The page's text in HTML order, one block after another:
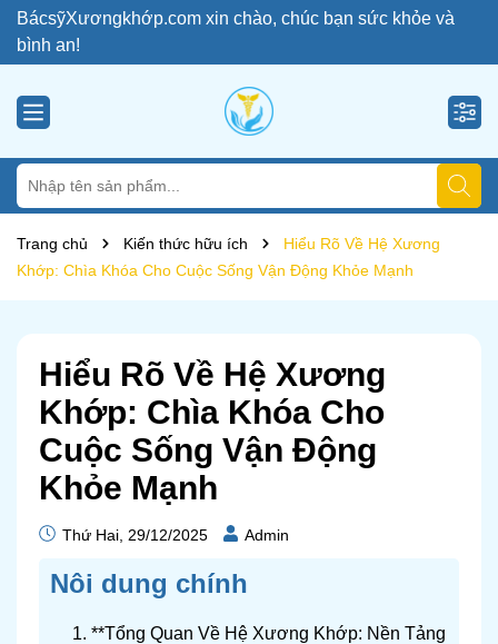
BácsỹXươngkhớp.com xin chào, chúc bạn sức khỏe và
bình an!
Trang chủ Kiến thức hữu ích
Hiểu Rõ Về Hệ Xương
Khớp: Chìa Khóa Cho Cuộc Sống Vận Động Khỏe Mạnh
Hiểu Rõ Về Hệ Xương
Khớp: Chìa Khóa Cho
Cuộc Sống Vận Động
Khỏe Mạnh
Thứ Hai, 29/12/2025 Admin
Nôi dung chính
1. **Tổng Quan Về Hệ Xương Khớp: Nền Tảng